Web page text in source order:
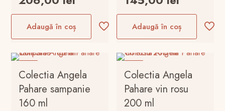
a
fost:
250,00 lei.
curent
este:
206,00 lei.
Adaugă în coș
a
fost:
160,00 lei.
curent
este:
145,00
Adaugă în coș
Colectia Angela
Pahare sampanie
160 ml
Colectia Angela
Pahare vin rosu
200 ml